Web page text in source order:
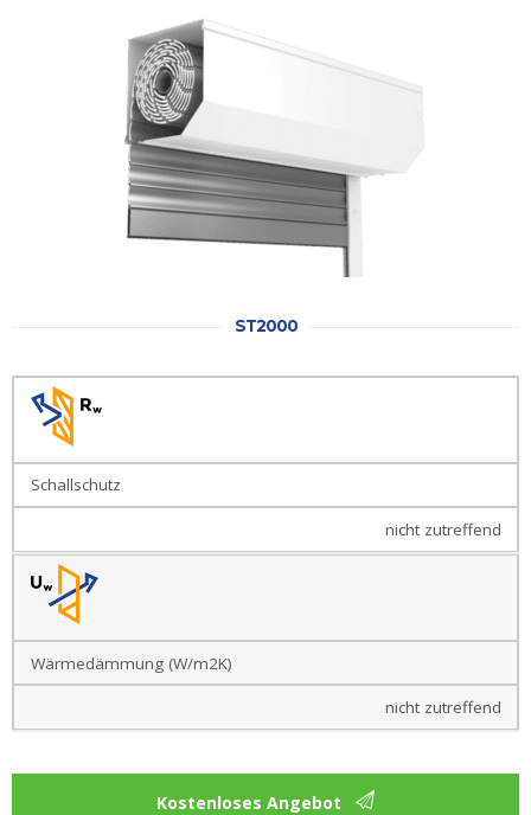
ST2000
Schallschutz
nicht zutreffend
Wärmedämmung (W/m2K)
nicht zutreffend
Kostenloses Angebot
Eingangstüren
Kunststofftüren
Kunststofftüren
mit AluClip
Aluminiumtüren
Kunststoff
Balkontüren
aus
Kunststoff
Balkontüren
aus
ultramatt
aus Holz
Denkmalschutztüren